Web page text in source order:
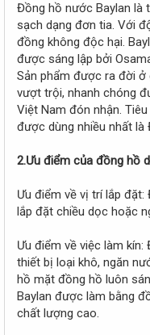
Đồng hồ nước Baylan là
sạch dạng đơn tia. Với
đồng không độc hại.
được sáng lập bởi
Sản phẩm được ra đời ở
vượt trội, nhanh chóng
Việt Nam đón nhận.
được dùng nhiều nhất
2.Ưu điểm của đồng hồ
Ưu điểm về vị trí lắp
lắp đặt chiều dọc hoặc
Ưu điểm về việc làm
thiết bị loại khô, ngăn
hồ mặt đồng hồ luôn
Baylan được làm bằng
chất lượng cao.